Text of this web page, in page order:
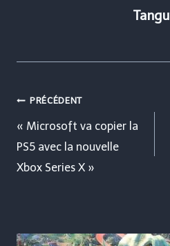
Navigation
de
l’article
PRÉCÉDENT
« Microsoft va copier la
PS5 avec la nouvelle
Xbox Series X »